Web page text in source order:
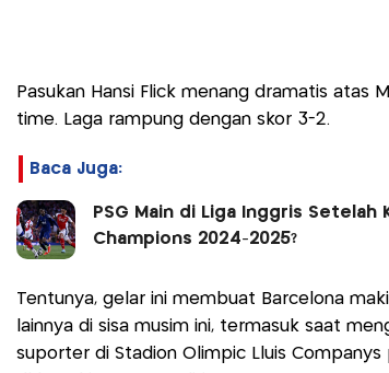
Pasukan Hansi Flick menang dramatis atas
time. Laga rampung dengan skor 3-2.
Baca Juga:
PSG Main di Liga Inggris
Champions 2024-2025?
Tentunya, gelar ini membuat Barcelona
lainnya di sisa musim ini, termasuk saat
suporter di Stadion Olimpic Lluis